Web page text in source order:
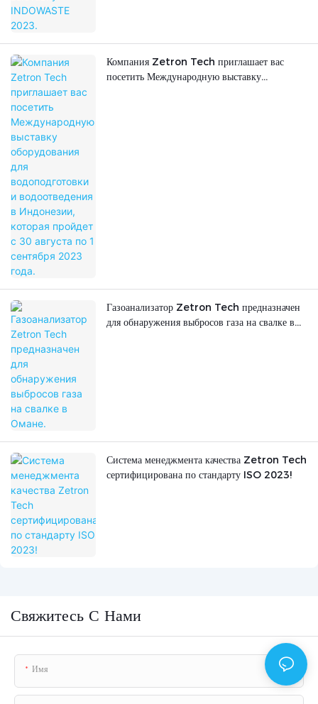
Компания Zetron Tech приглашает вас
посетить Международную выставку
Газоанализатор Zetron Tech предназначен
для обнаружения выбросов газа на свалке в
Система менеджмента качества Zetron Tech
сертифицирована по стандарту ISO 2023!
Свяжитесь С Нами
Имя